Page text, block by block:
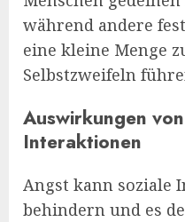
während andere
eine kleine Menge
Selbstzweifeln
Auswirkungen
Interaktionen
Angst kann soziale
behindern und es